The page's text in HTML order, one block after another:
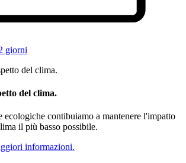
giorni
del clima.
ecologiche contibuiamo a mantenere l'impatto
il più basso possibile.
informazioni.